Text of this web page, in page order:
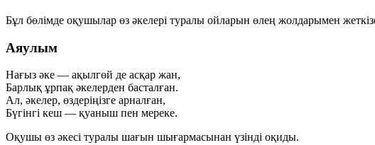
Бұл бөлімде оқушылар өз әкелері туралы ойларын өлең жолдарымен
Аяулым
Нағыз әке — ақылгөй де асқар жан,
Барлық ұрпақ әкелерден басталған.
Ал, әкелер, өздеріңізге арналған,
Бүгінгі кеш — қуаныш пен мереке.
Оқушы өз әкесі туралы шағын шығармасынан үзінді оқиды.